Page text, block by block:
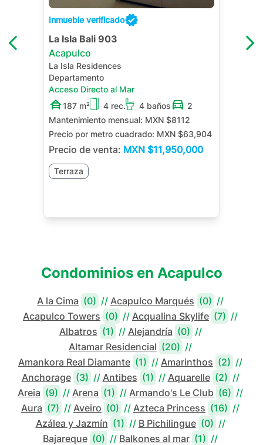
Inmueble verificado
La Isla Bali 903
Acapulco
La Isla Residences
Departamento
Acceso Directo al Mar
187 m²
4 rec. 4 baños
2
Mantenimiento mensual: MXN $8112
Precio por metro cuadrado: MXN $63,904
Precio de venta: MXN $11,950,000
Terraza
Condominios en Acapulco
A la Cima (0) // Acapulco Marqués (0) //
Acapulco Towers (0) // Acqualina Skylife (7) //
Albatros (1) // Alejandría (0) //
Altamar Residencial (20) //
Amankora Real Diamante (1) // Amarinthos (2) //
Anchorage (3) // Antibes (1) // Aquarelle (2) //
Areia (9) // Arena (1) // Armando's Le Club (6) //
Aura (7) // Aveiro (0) // Azteca Princess (16) //
Azálea y Jazmín (1) // B Pichilingue (0) //
Bajareque (0) // Balkones al mar (1) //